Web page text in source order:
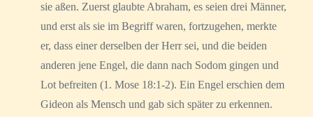
sie aßen. Zuerst glaubte Abraham, es seien drei Männer,
und erst als sie im Begriff waren, fortzugehen, merkte
er, dass einer derselben der Herr sei, und die beiden
anderen jene Engel, die dann nach Sodom gingen und
Lot befreiten (1. Mose 18:1-2). Ein Engel erschien dem
Gideon als Mensch und gab sich später zu erkennen.